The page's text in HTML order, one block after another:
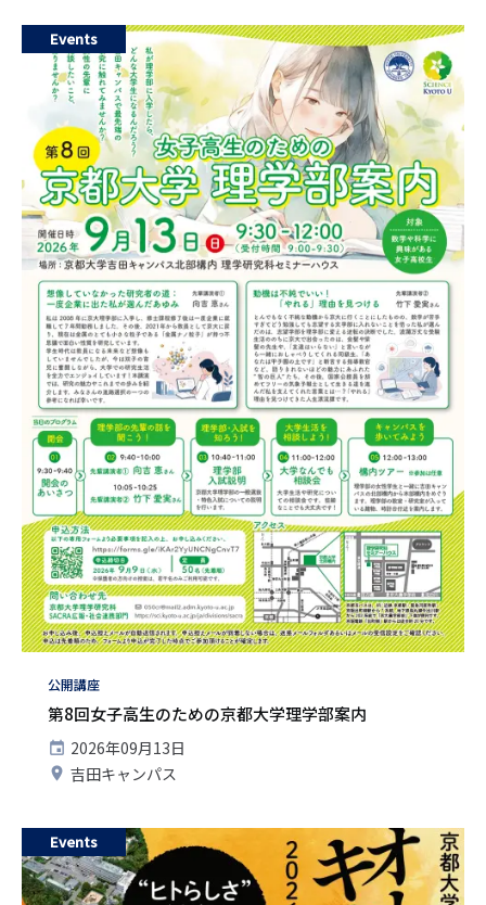
Events
タ
グ
公開講座
第8回女子高生のための京都大学理学部案内
開
催
日
2026年09月13日
開 吉田キャンパス
Events